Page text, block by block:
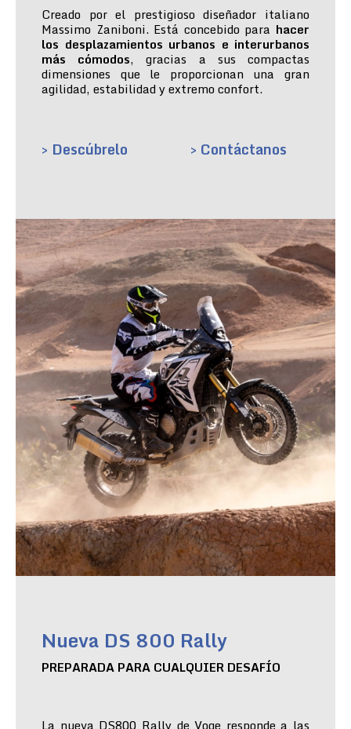
Creado por el prestigioso diseñador italiano
Massimo Zaniboni. Está concebido para hacer
los desplazamientos urbanos e interurbanos
más cómodos, gracias a sus compactas
dimensiones que le proporcionan una gran
agilidad, estabilidad y extremo confort.
> Descúbrelo > Contáctanos
Nueva DS 800 Rally
PREPARADA PARA CUALQUIER DESAFÍO
La nueva DS800 Rally de Voge responde a las